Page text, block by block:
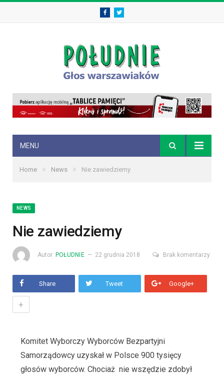
FacebookTwitter
MENU
Home » News » Nie zawiedziemy
NEWS
Nie zawiedziemy
Autor POŁUDNIE 22 grudnia 2018 Brak komentarzy
Share Tweet Google+
+
Komitet Wyborczy Wyborców Bezpartyjni
Samorządowcy uzyskał w Polsce 900 tysięcy
głosów wyborców. Chociaż nie wszędzie zdobył